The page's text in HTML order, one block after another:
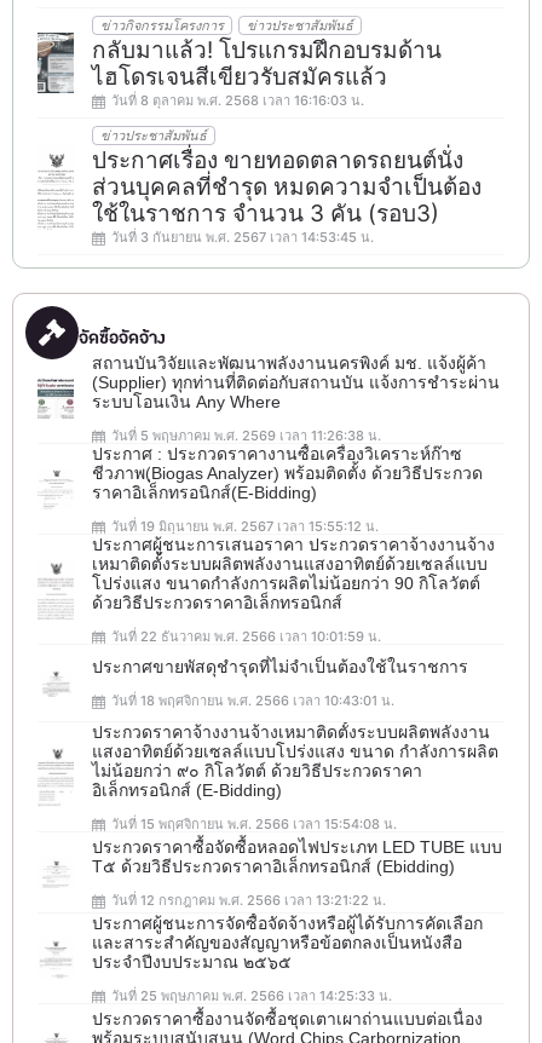
ข่าวกิจกรรมโครงการ ข่าวประชาสัมพันธ์
กลับมาแล้ว! โปรแกรมฝึกอบรมด้าน
ไฮโดรเจนสีเขียวรับสมัครแล้ว
วันที่ 8 ตุลาคม พ.ศ. 2568 เวลา 16:16:03 น.
ข่าวประชาสัมพันธ์
ประกาศเรื่อง ขายทอดตลาดรถยนต์นั่ง
ส่วนบุคคลที่ชำรุด หมดความจำเป็นต้อง
ใช้ในราชการ จำนวน 3 คัน (รอบ3)
วันที่ 3 กันยายน พ.ศ. 2567 เวลา 14:53:45 น.
จัดซื้อจัดจ้าง
สถานบันวิจัยและพัฒนาพลังงานนครพิงค์ มช. แจ้งผู้ค้า
(Supplier) ทุกท่านที่ติดต่อกับสถานบัน แจ้งการชำระผ่าน
ระบบโอนเงิน Any Where
วันที่ 5 พฤษภาคม พ.ศ. 2569 เวลา 11:26:38 น.
ประกาศ : ประกวดราคางานซื้อเครื่องวิเคราะห์ก๊าซ
ชีวภาพ(ฺBiogas Analyzer) พร้อมติดตั้ง ด้วยวิธีประกวด
ราคาอิเล็กทรอนิกส์(e-Bidding)
วันที่ 19 มิถุนายน พ.ศ. 2567 เวลา 15:55:12 น.
ประกาศผู้ชนะการเสนอราคา ประกวดราคาจ้างงานจ้าง
เหมาติดตั้งระบบผลิตพลังงานแสงอาทิตย์ด้วยเซลล์แบบ
โปร่งแสง ขนาดกำลังการผลิตไม่น้อยกว่า 90 กิโลวัตต์
ด้วยวิธีประกวดราคาอิเล็กทรอนิกส์
วันที่ 22 ธันวาคม พ.ศ. 2566 เวลา 10:01:59 น.
ประกาศขายพัสดุชำรุดที่ไม่จำเป็นต้องใช้ในราชการ
วันที่ 18 พฤศจิกายน พ.ศ. 2566 เวลา 10:43:01 น.
ประกวดราคาจ้างงานจ้างเหมาติดตั้งระบบผลิตพลังงาน
แสงอาทิตย์ด้วยเซลล์แบบโปร่งแสง ขนาด กำลังการผลิต
ไม่น้อยกว่า ๙๐ กิโลวัตต์ ด้วยวิธีประกวดราคา
อิเล็กทรอนิกส์ (e-Bidding)
วันที่ 15 พฤศจิกายน พ.ศ. 2566 เวลา 15:54:08 น.
ประกวดราคาซื้อจัดซื้อหลอดไฟประเภท LED TUBE แบบ
T๕ ด้วยวิธีประกวดราคาอิเล็กทรอนิกส์ (ebidding)
วันที่ 12 กรกฎาคม พ.ศ. 2566 เวลา 13:21:22 น.
ประกาศผู้ชนะการจัดซื้อจัดจ้างหรือผู้ได้รับการคัดเลือก
และสาระสำคัญของสัญญาหรือข้อตกลงเป็นหนังสือ
ประจำปีงบประมาณ ๒๕๖๕
วันที่ 25 พฤษภาคม พ.ศ. 2566 เวลา 14:25:33 น.
ประกวดราคาซื้องานจัดซื้อชุดเตาเผาถ่านแบบต่อเนื่อง
พร้อมระบบสนับสนุน (Word Chips Carbornization